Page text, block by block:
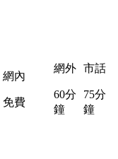
網內
免費
網外
60分
鐘
市話
75分
鐘